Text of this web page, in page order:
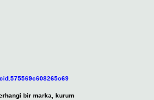
bir marka, kurum